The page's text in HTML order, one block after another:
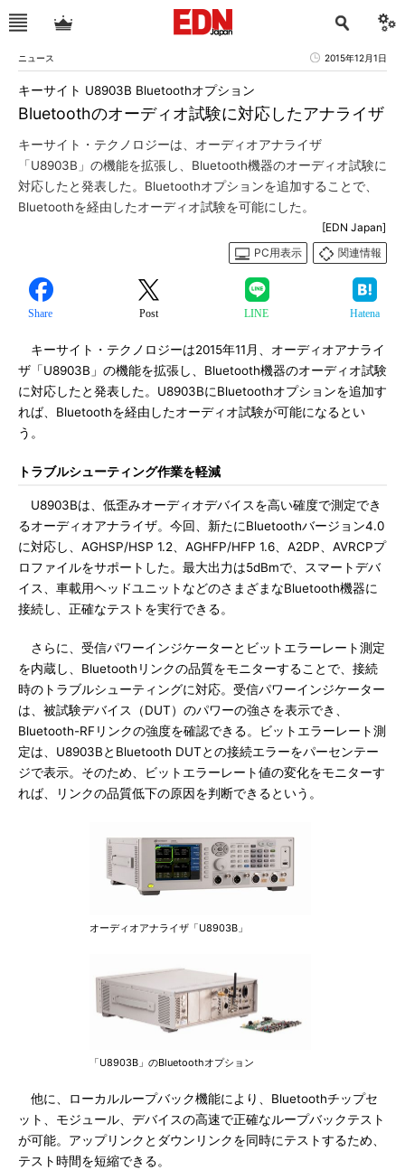
ニュース 2015年12月1日
Bluetoothのオーディオ試験に対応したアナライザ
キーサイト U8903B Bluetoothオプション
キーサイト・テクノロジーは、オーディオアナライザ
「U8903B」の機能を拡張し、Bluetooth機器のオーディオ試験に
対応したと発表した。Bluetoothオプションを追加することで、
Bluetoothを経由したオーディオ試験を可能にした。
[EDN Japan]
PC用表示
関連情報
Share Post LINE Hatena
キーサイト・テクノロジーは2015年11月、オーディオアナライ
ザ「U8903B」の機能を拡張し、Bluetooth機器のオーディオ試験
に対応したと発表した。U8903BにBluetoothオプションを追加す
れば、Bluetoothを経由したオーディオ試験が可能になるとい
う。
トラブルシューティング作業を軽減
U8903Bは、低歪みオーディオデバイスを高い確度で測定でき
るオーディオアナライザ。今回、新たにBluetoothバージョン4.0
に対応し、AGHSP/HSP 1.2、AGHFP/HFP 1.6、A2DP、AVRCPプ
ロファイルをサポートした。最大出力は5dBmで、スマートデバ
イス、車載用ヘッドユニットなどのさまざまなBluetooth機器に
接続し、正確なテストを実行できる。
さらに、受信パワーインジケーターとビットエラーレート測定
を内蔵し、Bluetoothリンクの品質をモニターすることで、接続
時のトラブルシューティングに対応。受信パワーインジケーター
は、被試験デバイス（DUT）のパワーの強さを表示でき、
Bluetooth-RFリンクの強度を確認できる。ビットエラーレート測
定は、U8903BとBluetooth DUTとの接続エラーをパーセンテー
ジで表示。そのため、ビットエラーレート値の変化をモニターす
れば、リンクの品質低下の原因を判断できるという。
オーディオアナライザ「U8903B」
「U8903B」のBluetoothオプション
他に、ローカルループバック機能により、Bluetoothチップセ
ット、モジュール、デバイスの高速で正確なループバックテスト
が可能。アップリンクとダウンリンクを同時にテストするため、
テスト時間を短縮できる。